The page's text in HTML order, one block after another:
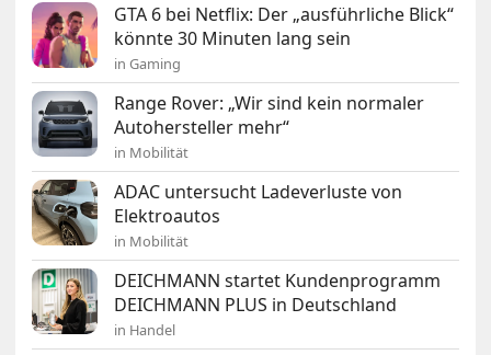
GTA 6 bei Netflix: Der „ausführliche Blick“
könnte 30 Minuten lang sein
in Gaming
Range Rover: „Wir sind kein normaler
Autohersteller mehr“
in Mobilität
ADAC untersucht Ladeverluste von
Elektroautos
in Mobilität
DEICHMANN startet Kundenprogramm
DEICHMANN PLUS in Deutschland
in Handel